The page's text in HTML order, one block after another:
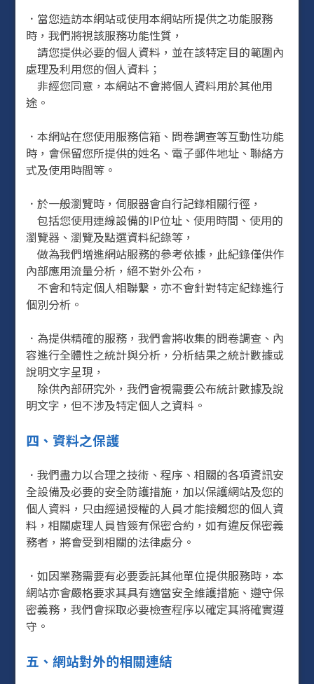
．當您造訪本網站或使用本網站所提供之功能服務
時，我們將視該服務功能性質，
請您提供必要的個人資料，並在該特定目的範圍內
處理及利用您的個人資料；
非經您同意，本網站不會將個人資料用於其他用
途。
．本網站在您使用服務信箱、問卷調查等互動性功能
時，會保留您所提供的姓名、電子郵件地址、聯絡方
式及使用時間等。
．於一般瀏覽時，伺服器會自行記錄相關行徑，
包括您使用連線設備的IP位址、使用時間、使用的
瀏覽器、瀏覽及點選資料紀錄等，
做為我們增進網站服務的參考依據，此紀錄僅供作
內部應用流量分析，絕不對外公布，
不會和特定個人相聯繫，亦不會針對特定紀錄進行
個別分析。
．為提供精確的服務，我們會將收集的問卷調查、內
容進行全體性之統計與分析，分析結果之統計數據或
說明文字呈現，
除供內部研究外，我們會視需要公布統計數據及說
明文字，但不涉及特定個人之資料。
四、資料之保護
．我們盡力以合理之技術、程序、相關的各項資訊安
全設備及必要的安全防護措施，加以保護網站及您的
個人資料，只由經過授權的人員才能接觸您的個人資
料，相關處理人員皆簽有保密合約，如有違反保密義
務者，將會受到相關的法律處分。
．如因業務需要有必要委託其他單位提供服務時，本
網站亦會嚴格要求其具有適當安全維護措施、遵守保
密義務，我們會採取必要檢查程序以確定其將確實遵
守。
五、網站對外的相關連結